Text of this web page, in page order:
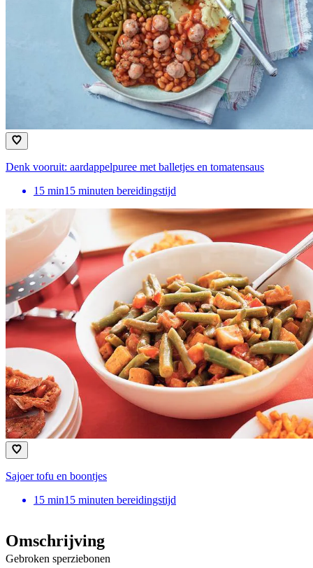
Denk vooruit: aardappelpuree met balletjes en tomatensaus
15 min15 minuten bereidingstijd
Sajoer tofu en boontjes
15 min15 minuten bereidingstijd
Omschrijving
Gebroken sperziebonen